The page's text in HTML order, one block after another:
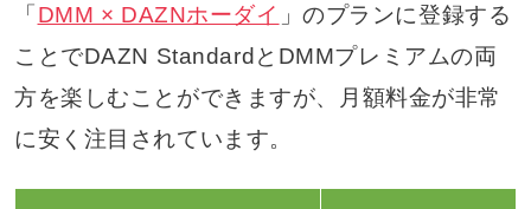
「DMM × DAZNホーダイ 」のプランに登録する
ことでDAZN StandardとDMMプレミアムの両
方を楽しむことができますが、月額料金が非常
に安く注目されています。